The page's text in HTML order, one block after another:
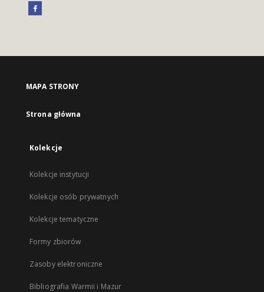
MAPA STRONY
Strona główna
Kolekcje
Kolekcje instytucji
Kolekcje osób prywatnych
Kolekcje tematyczne
Formy zbiorów
Zasoby elektroniczne
Bibliografia Warmii i Mazur